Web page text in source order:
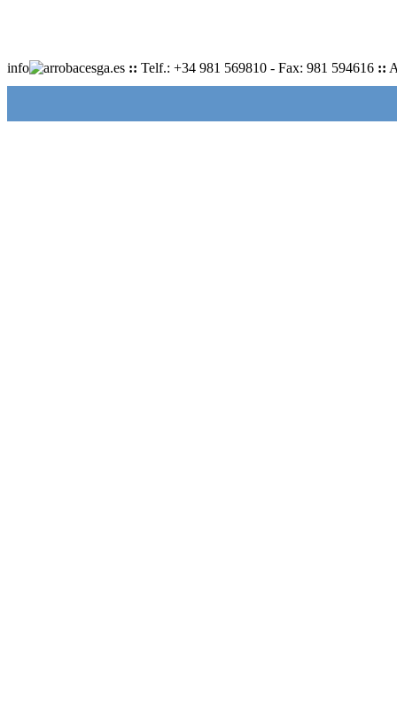
info cesga.es :: Telf.: +34 981 569810 - Fax: 981 594616 ::